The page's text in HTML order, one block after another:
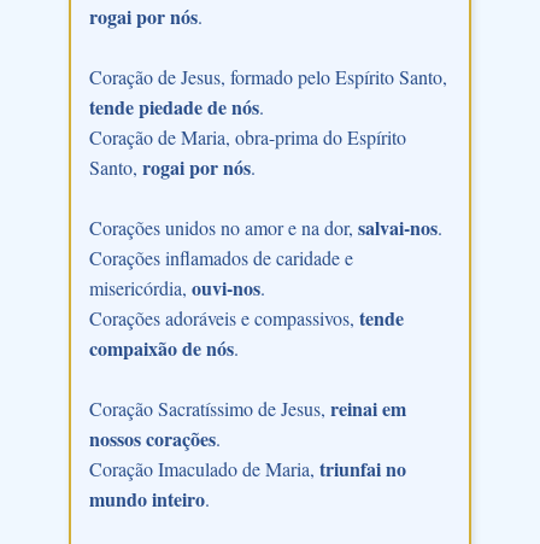
rogai por nós.
Coração de Jesus, formado pelo Espírito Santo,
tende piedade de nós.
Coração de Maria, obra-prima do Espírito
Santo, rogai por nós.
Corações unidos no amor e na dor, salvai-nos.
Corações inflamados de caridade e
misericórdia, ouvi-nos.
Corações adoráveis e compassivos, tende
compaixão de nós.
Coração Sacratíssimo de Jesus, reinai em
nossos corações.
Coração Imaculado de Maria, triunfai no
mundo inteiro.